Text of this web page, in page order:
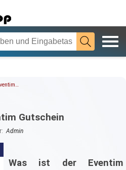
Gutschein
Admin
Was ist der Eventim